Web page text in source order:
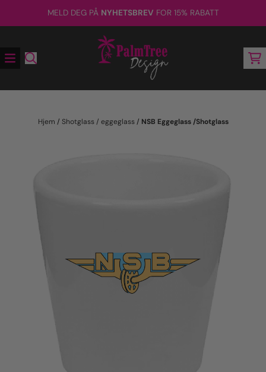
Hopp til innholdMELD DEG PÅ NYHETSBREV FOR 15% RABATT
Hjem / Shotglass / eggeglass / NSB Eggeglass /Shotglass